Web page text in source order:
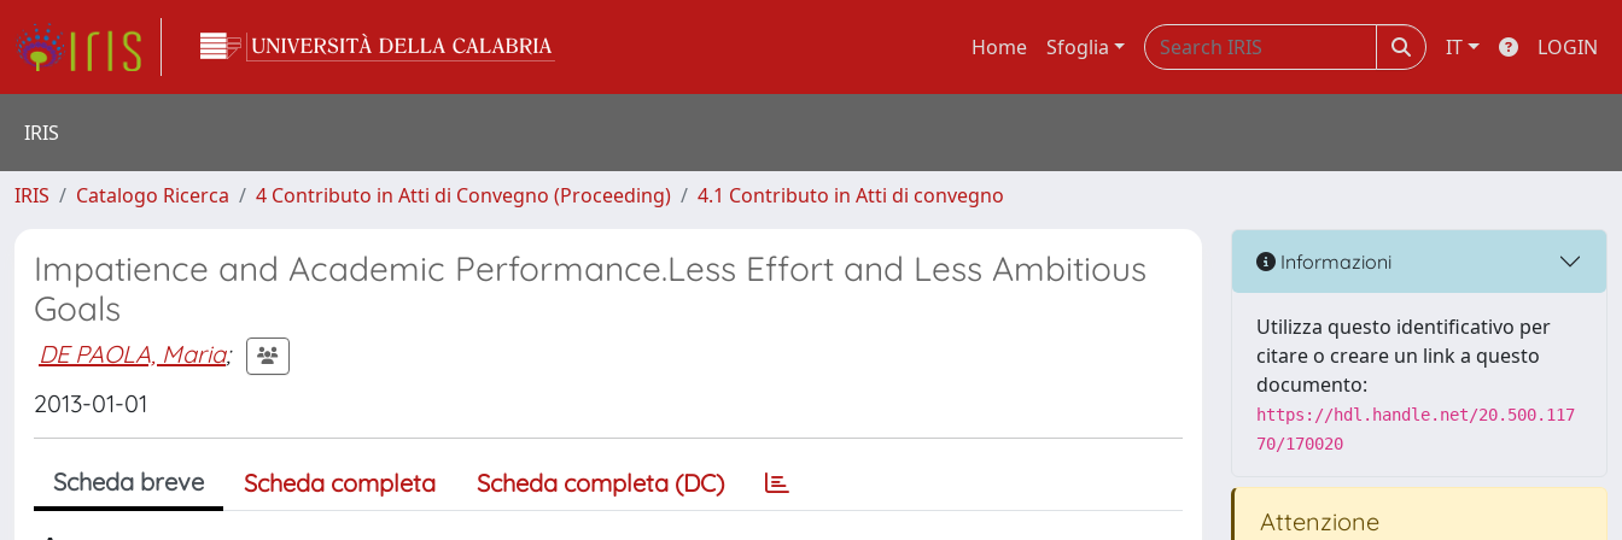
Home Sfoglia IT LOGIN
IRIS
IRIS Catalogo Ricerca 4 Contributo in Atti di Convegno (Proceeding) 4.1 Contributo in Atti di convegno
Impatience and Academic Performance.Less Effort and Less Ambitious
Goals
DE PAOLA, Maria;
2013-01-01
Scheda breve Scheda completa Scheda completa (DC)
Informazioni
Utilizza questo identificativo per
citare o creare un link a questo
documento:
https://hdl.handle.net/20.500.117
70/170020
Attenzione